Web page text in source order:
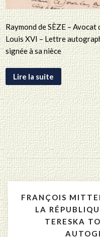
Raymond de SÈZE – Avocat
Louis XVI – Lettre
signée à sa nièce
Lire la suite
Navigation
de
l’article
FRANÇOIS
LA
TERESKA